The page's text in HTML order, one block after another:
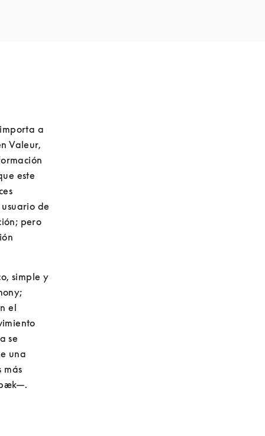
a
Valeur,
este
de
pero
simple y
el
se
una
más